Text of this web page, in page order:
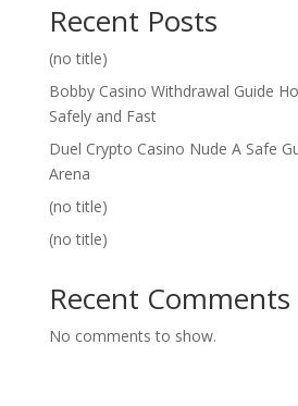
Recent Posts
(no title)
Bobby Casino Withdrawal Guide
Safely and Fast
Duel Crypto Casino Nude A Safe
Arena
(no title)
(no title)
Recent Comments
No comments to show.